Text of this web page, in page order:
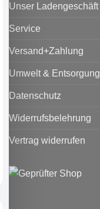
Unser Ladengeschäft
Service
Versand+Zahlung
Umwelt & Entsorgung
Datenschutz
Widerrufsbelehrung
Vertrag widerrufen